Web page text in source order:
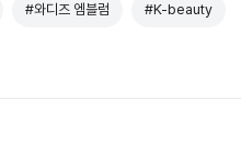
#와디즈 엠블럼 #K-beauty